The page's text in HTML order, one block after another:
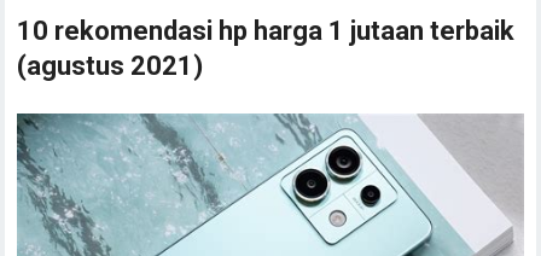
10 rekomendasi hp harga 1 jutaan terbaik
(agustus 2021)